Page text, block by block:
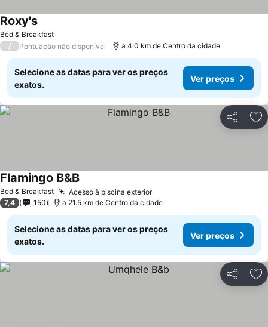
Bed & Breakfast
Roxy's
/ Pontuação não disponível a 4.0 km de Centro da cidade
Selecione as datas para ver os preços
exatos.
Ver preços
Partilhar
Bed & Breakfast Acesso à piscina exterior
Flamingo B&B
7,4 150 a 21.5 km de Centro da cidade
Selecione as datas para ver os preços
exatos.
Ver preços
Partilhar